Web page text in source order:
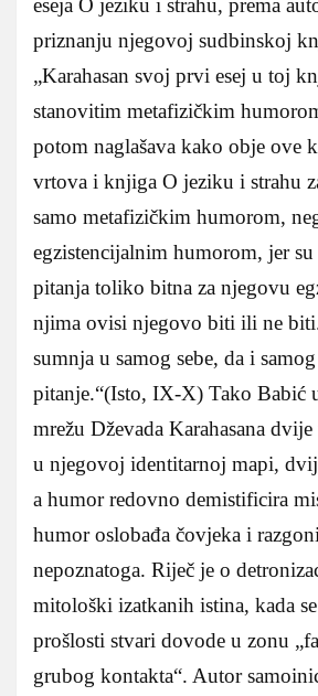
priznanju njegovoj sudbinskoj
„Karahasan svoj prvi esej u toj
stanovitim metafizičkim
potom naglašava kako obje ove
vrtova i knjiga O jeziku i strahu
samo metafizičkim humorom,
egzistencijalnim humorom, jer su
pitanja toliko bitna za njegovu
njima ovisi njegovo biti ili ne
sumnja u samog sebe, da i
pitanje.“(Isto, IX-X) Tako Babić
mrežu Dževada Karahasana
u njegovoj identitarnoj mapi,
a humor redovno demistificira
humor oslobađa čovjeka i
nepoznatoga. Riječ je o
mitološki izatkanih istina, kada
prošlosti stvari dovode u zonu
grubog kontakta“. Autor